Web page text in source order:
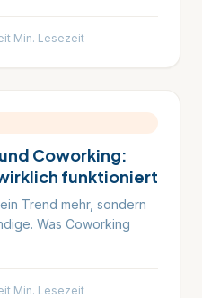
Min. Lesezeit
Coworking:
funktioniert
Trend mehr, sondern
Was Coworking
Min. Lesezeit